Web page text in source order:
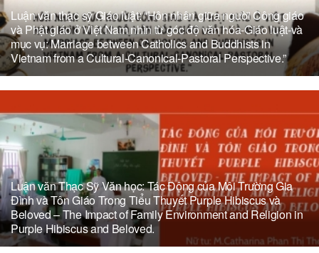
Luận văn thạc sỹ Giáo luật: “Hôn nhân giữa người Công giáo
và Phật giáo ở Việt Nam nhìn từ góc độ văn hóa-Giáo luật-và
mục vụ: Marriage between Catholics and Buddhists in
Vietnam from a Cultural-Canonical-Pastoral Perspective.”
Luận văn Thạc Sỹ Văn học: Tác Động của Môi Trường Gia
Đình và Tôn Giáo Trong Tiểu Thuyết Purple Hibiscus và
Beloved – The Impact of Family Environment and Religion in
Purple Hibiscus and Beloved.